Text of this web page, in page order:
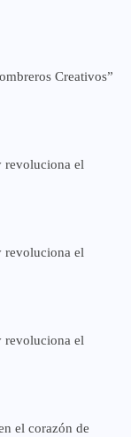
Creativos”
revoluciona el
revoluciona el
revoluciona el
el corazón de